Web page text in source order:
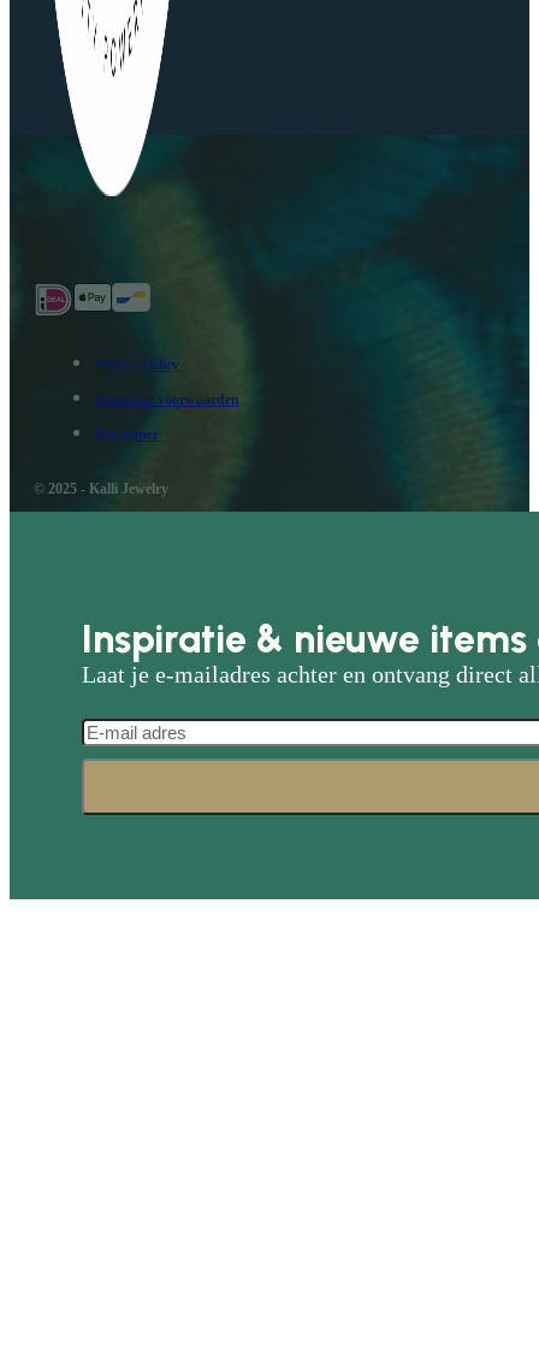
Privacy Policy
Algemene voorwaarden
Disclaimer
© 2025 - Kalli Jewelry
Inspiratie & nieuwe
Laat je e-mailadres achter en ontvang direct